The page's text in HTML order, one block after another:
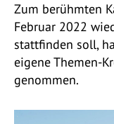
Zum berühmten
Februar 2022
stattfinden soll,
eigene Themen-
genommen.